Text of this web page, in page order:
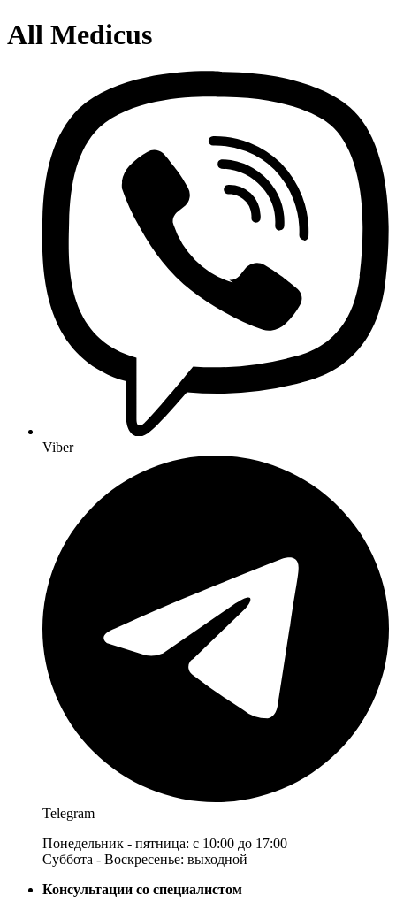
All Medicus
Viber
Telegram
Понедельник - пятница: с 10:00 до 17:00
Суббота - Воскресенье: выходной
Консультации со специалистом